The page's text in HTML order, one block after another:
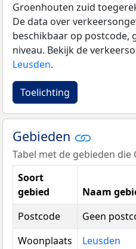
Groenhouten zuid
De data over
beschikbaar op postcode,
niveau. Bekijk de
Leusden.
Toelichting
Gebieden
Tabel met de gebieden die
Soort
gebied
Naam
Postcode
Geen
Woonplaats
Leusden